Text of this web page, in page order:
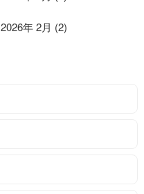
2026年 2月 (2)